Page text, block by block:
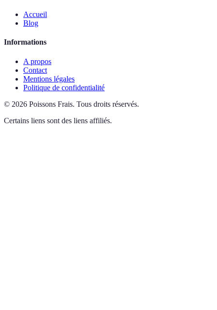
Accueil
Blog
Informations
A propos
Contact
Mentions légales
Politique de confidentialité
© 2026 Poissons Frais. Tous droits réservés.
Certains liens sont des liens affiliés.